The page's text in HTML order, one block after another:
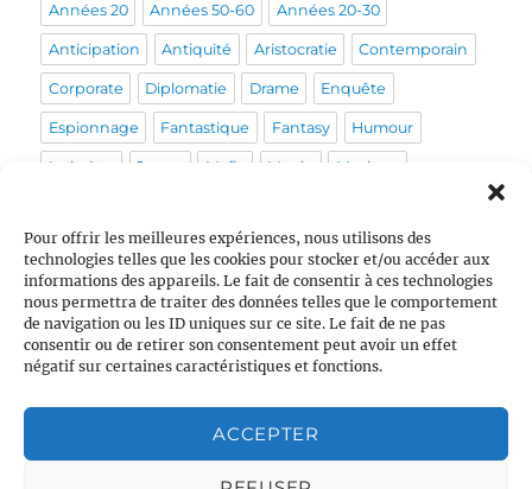
Pour offrir les meilleures expériences, nous utilisons des
technologies telles que les cookies pour stocker et/ou accéder aux
informations des appareils. Le fait de consentir à ces technologies
nous permettra de traiter des données telles que le comportement
de navigation ou les ID uniques sur ce site. Le fait de ne pas
consentir ou de retirer son consentement peut avoir un effet
négatif sur certaines caractéristiques et fonctions.
ACCEPTER
Années 20 Années 50-60 Années 20-30
Anticipation Antiquité Aristocratie Contemporain
Corporate Diplomatie Drame Enquête
Espionnage Fantastique Fantasy Humour
Intimiste Japon Mafia Magie Musique
Politique Post-apo Pour enfants Prohibition
Psychologique Pègre Queer Religion Rome
Sans orga Sentiments Sociétal Space Opera
Stress Tranche de vie Vie de couple École
VOUS AVEZ ENRICHI UN SCÉNARIO ?